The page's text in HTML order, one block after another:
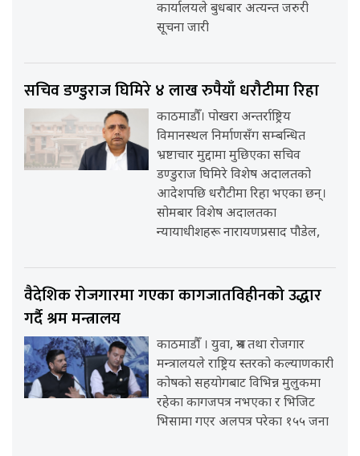
कार्यालयले बुधबार अत्यन्त जरुरी
सूचना जारी
सचिव डण्डुराज घिमिरे ४ लाख रुपैयाँ धरौटीमा रिहा
काठमाडौँ। पोखरा अन्तर्राष्ट्रिय
विमानस्थल निर्माणसँग सम्बन्धित
भ्रष्टाचार मुद्दामा मुछिएका सचिव
डण्डुराज घिमिरे विशेष अदालतको
आदेशपछि धरौटीमा रिहा भएका छन्।
सोमबार विशेष अदालतका
न्यायाधीशहरू नारायणप्रसाद पौडेल,
वैदेशिक रोजगारमा गएका कागजातविहीनको उद्धार
गर्दै श्रम मन्त्रालय
काठमाडौँ । युवा, श्रम तथा रोजगार
मन्त्रालयले राष्ट्रिय स्तरको कल्याणकारी
कोषको सहयोगबाट विभिन्न मुलुकमा
रहेका कागजपत्र नभएका र भिजिट
भिसामा गएर अलपत्र परेका १५५ जना